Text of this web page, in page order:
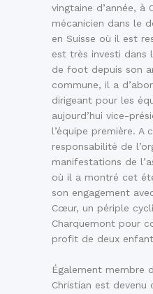
vingtaine d’année, à
mécanicien dans le
en Suisse où il est
est très investi dans
de foot depuis son
commune, il a
dirigeant pour les
aujourd’hui vice-
l’équipe première. A
responsabilité de
manifestations de
où il a montré cet
son engagement
Cœur, un périple
Charquemont pour
profit de deux
Également membre
Christian est devenu